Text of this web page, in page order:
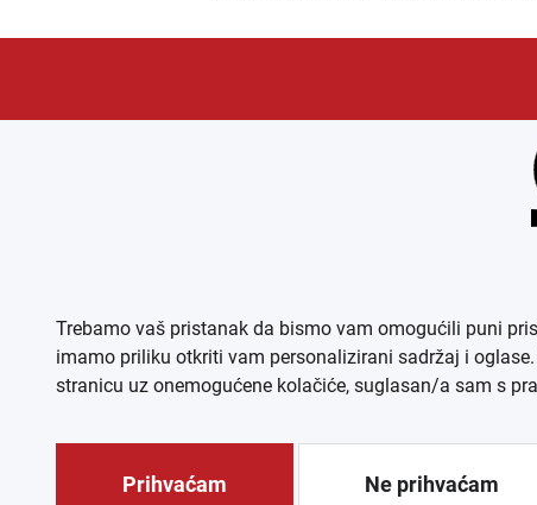
©
Trebamo vaš pristanak da bismo vam omogućili puni
imamo priliku otkriti vam personalizirani sadržaj i
stranicu uz onemogućene kolačiće, suglasan/a sam s
Prihvaćam Ne prihvaćam